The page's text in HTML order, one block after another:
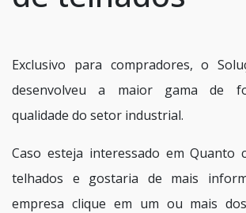
Exclusivo para compradores, o
desenvolveu a maior gama de
qualidade do setor industrial.
Caso esteja interessado em Quanto
telhados e gostaria de mais
empresa clique em um ou mais